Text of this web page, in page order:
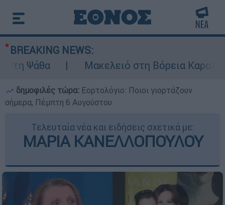
BREAKING NEWS:
Μακελειό στη Βόρεια Καρολίνα
δημοφιλές τώρα: Εορτολόγιο: Ποιοι γιορτάζουν
σήμερα, Πέμπτη 6 Αυγούστου
Τελευταία νέα και ειδήσεις σχετικά με:
ΜΑΡΙΑ ΚΑΝΕΛΛΟΠΟΥΛΟΥ